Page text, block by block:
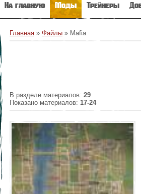
На главную Моды Трейнеры
Главная » Файлы » Mafia
В разделе материалов: 29
Показано материалов: 17-24